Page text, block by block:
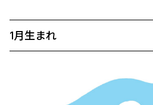
1月生まれ